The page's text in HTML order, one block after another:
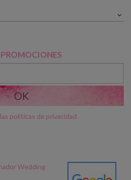

PROMOCIONES
las políticas de privacidad